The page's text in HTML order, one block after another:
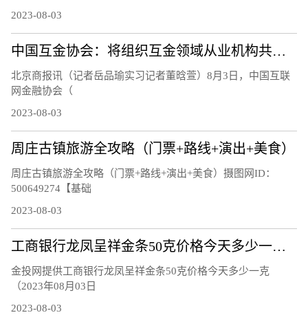
2023-08-03
中国互金协会：将组织互金领域从业机构共同应对黑灰产侵害
北京商报讯（记者岳品瑜实习记者董晗萱）8月3日，中国互联
网金融协会（
2023-08-03
周庄古镇旅游全攻略（门票+路线+演出+美食）
周庄古镇旅游全攻略（门票+路线+演出+美食）摄图网ID：
500649274【基础
2023-08-03
工商银行龙凤呈祥金条50克价格今天多少一克（2023年08月03日）
金投网提供工商银行龙凤呈祥金条50克价格今天多少一克
（2023年08月03日
2023-08-03